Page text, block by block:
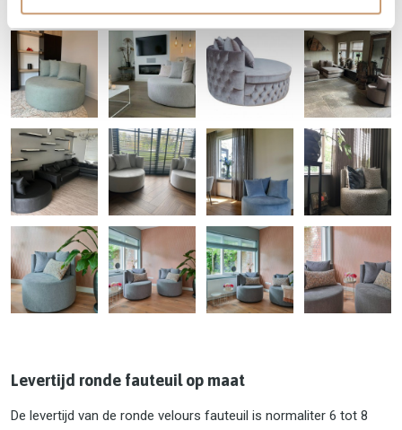
Levertijd ronde fauteuil op maat
De levertijd van de ronde velours fauteuil is normaliter 6 tot 8